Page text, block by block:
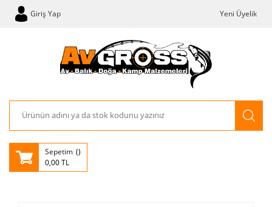
Giriş Yap Yeni Üyelik
Sepetim
0,00 TL